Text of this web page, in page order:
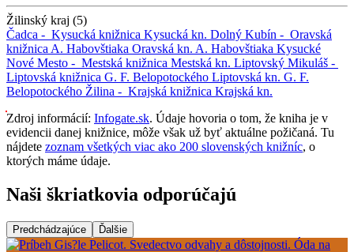
Žilinský kraj (5)
Čadca - Kysucká knižnica Kysucká kn. Dolný Kubín - Oravská
knižnica A. Habovštiaka Oravská kn. A. Habovštiaka Kysucké
Nové Mesto - Mestská knižnica Mestská kn. Liptovský Mikuláš -
Liptovská knižnica G. F. Belopotockého Liptovská kn. G. F.
Belopotockého Žilina - Krajská knižnica Krajská kn.
Zdroj informácií: Infogate.sk. Údaje hovoria o tom, že kniha je v
evidencii danej knižnice, môže však už byť aktuálne požičaná. Tu
nájdete zoznam všetkých viac ako 200 slovenských knižníc, o
ktorých máme údaje.
Naši škriatkovia odporúčajú
Predchádzajúce Ďalšie